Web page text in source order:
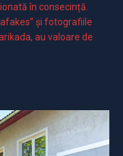
în consecință.
și fotografiile
au valoare de